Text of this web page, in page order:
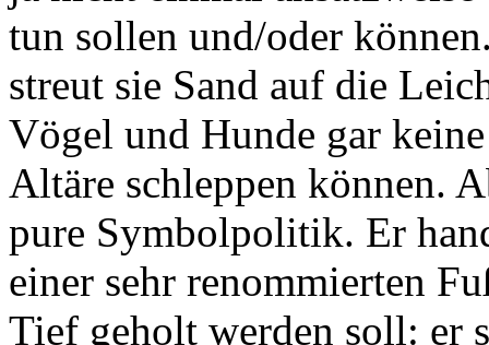
tun sollen und/oder
streut sie Sand auf die
Vögel und Hunde gar
Altäre schleppen können.
pure Symbolpolitik. Er
einer sehr renommierten
Tief geholt werden soll: er